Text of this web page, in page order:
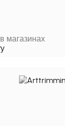
магазинах